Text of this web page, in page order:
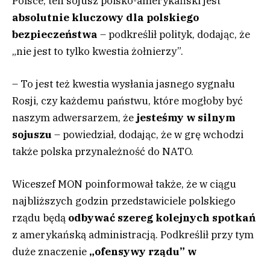
absolutnie kluczowy dla polskiego
bezpieczeństwa – podkreślił polityk, dodając, że
„nie jest to tylko kwestia żołnierzy”.
– To jest też kwestia wysłania jasnego sygnału
Rosji, czy każdemu państwu, które mogłoby być
naszym adwersarzem, że jesteśmy w silnym
sojuszu– powiedział, dodając, że w grę wchodzi
także polska przynależność do NATO.
Wiceszef MON poinformował także, że w ciągu
najbliższych godzin przedstawiciele polskiego
rządu będą odbywać szereg kolejnych spotkań
z amerykańską administracją. Podkreślił przy tym
duże znaczenie „ofensywy rządu” w